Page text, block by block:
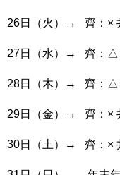
26日（火）→ 齊：
27日（水）→ 齊：
28日（木）→ 齊：
29日（金）→ 齊：×
30日（土）→ 齊：×